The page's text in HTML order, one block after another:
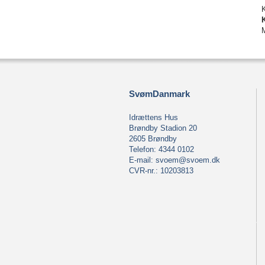
SvømDanmark
Idrættens Hus
Brøndby Stadion 20
2605 Brøndby
Telefon: 4344 0102
E-mail: svoem@svoem.dk
CVR-nr.: 10203813